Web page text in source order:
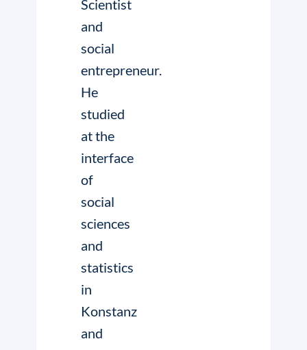
Scientist
and
social
entrepreneur.
He
studied
at the
interface
of
social
sciences
and
statistics
in
Konstanz
and